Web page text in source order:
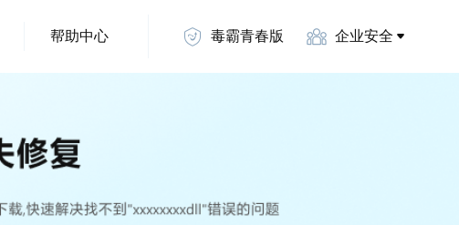
帮助中心 毒霸青春版 企业安全